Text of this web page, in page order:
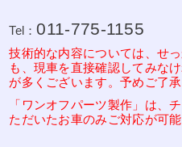
Tel：011-775-1155
技術的な内容については、せ
も、現車を直接確認してみな
が多くございます。予めご了承
「ワンオフパーツ製作」は、
ただいたお車のみご対応が可能